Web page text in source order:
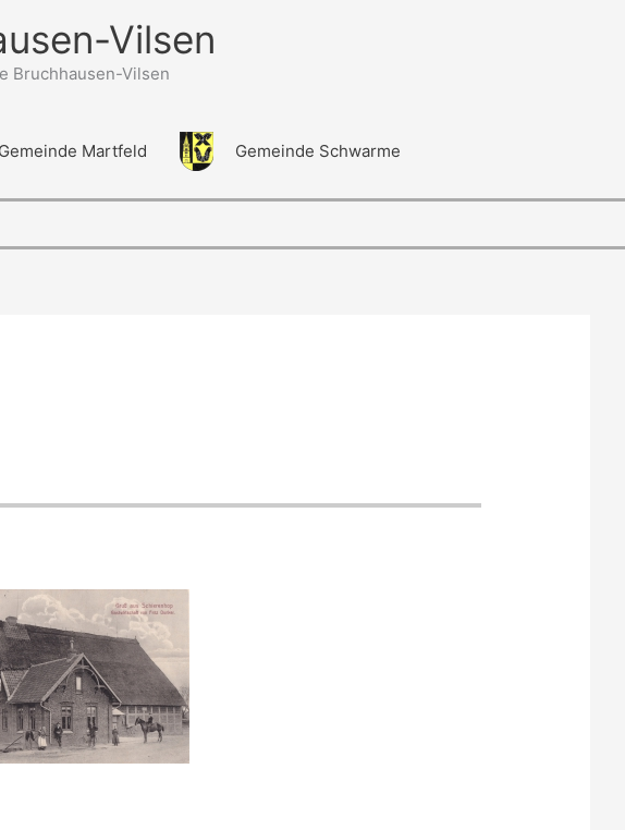
Vilsen
Bruchhausen-Vilsen
Gemeinde Martfeld Gemeinde Schwarme